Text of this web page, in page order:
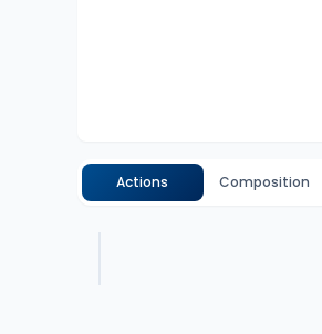
Actions Composition